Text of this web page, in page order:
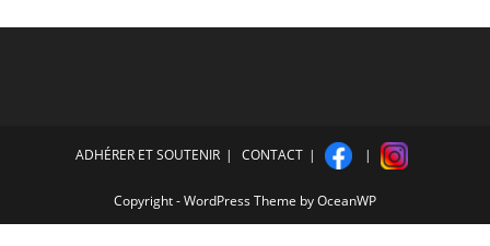
ADHÉRER ET SOUTENIR CONTACT
Copyright - WordPress Theme by OceanWP